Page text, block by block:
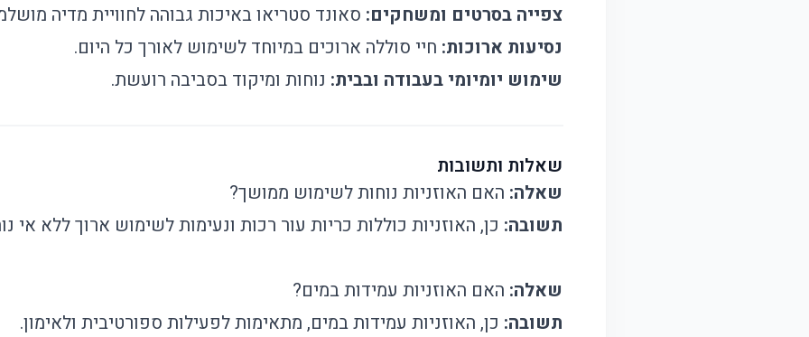
צפייה בסרטים ומשחקים: סאונד סטריאו באיכות גבוהה לחוויית מדיה
נסיעות ארוכות: חיי סוללה ארוכים במיוחד לשימוש לאורך כל היום.
שימוש יומיומי בעבודה ובבית: נוחות ומיקוד בסביבה רועשת.
שאלות ותשובות
שאלה: האם האוזניות נוחות לשימוש ממושך?
תשובה: כן, האוזניות כוללות כריות עור רכות ונעימות לשימוש ארוך ללא אי
שאלה: האם האוזניות עמידות במים?
תשובה: כן, האוזניות עמידות במים, מתאימות לפעילות ספורטיבית ולאימון.